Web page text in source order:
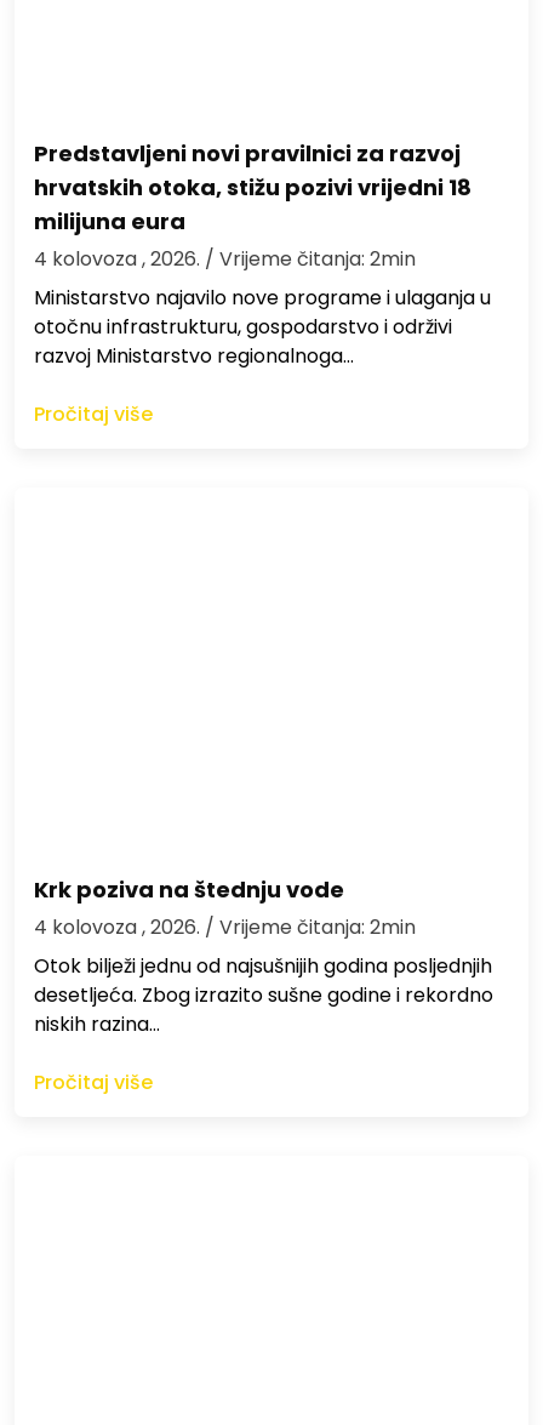
Predstavljeni novi pravilnici za razvoj
hrvatskih otoka, stižu pozivi vrijedni 18
milijuna eura
4 kolovoza , 2026. / Vrijeme čitanja: 2min
Ministarstvo najavilo nove programe i ulaganja u
otočnu infrastrukturu, gospodarstvo i održivi
razvoj Ministarstvo regionalnoga…
Pročitaj više
Krk poziva na štednju vode
4 kolovoza , 2026. / Vrijeme čitanja: 2min
Otok bilježi jednu od najsušnijih godina posljednjih
desetljeća. Zbog izrazito sušne godine i rekordno
niskih razina…
Pročitaj više